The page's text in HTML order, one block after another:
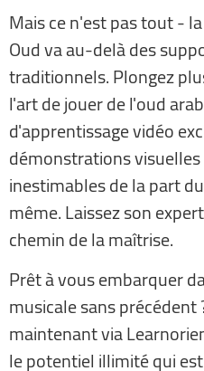
Mais ce n'est pas tout -
Oud va au-delà des
traditionnels. Plongez
l'art de jouer de l'oud
d'apprentissage vidéo
démonstrations
inestimables de la part
même. Laissez son
chemin de la maîtrise.
Prêt à vous embarquer
musicale sans
maintenant via
le potentiel illimité qui